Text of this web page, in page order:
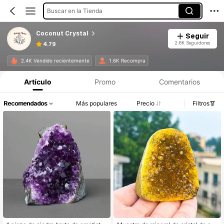
Buscar en la Tienda
Coconut Crystal
4.79
Seguir
2.6K Seguidores
2.4K Vendido recientemente 1.6K Recompra
Artículo Promo Comentarios
Recomendados Más populares Precio Filtros